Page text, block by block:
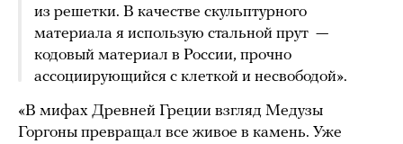
из решетки. В качестве скульптурного
материала я использую стальной прут —
кодовый материал в России, прочно
ассоциирующийся с клеткой и несвободой».
«В мифах Древней Греции взгляд Медузы
Горгоны превращал все живое в камень. Уже